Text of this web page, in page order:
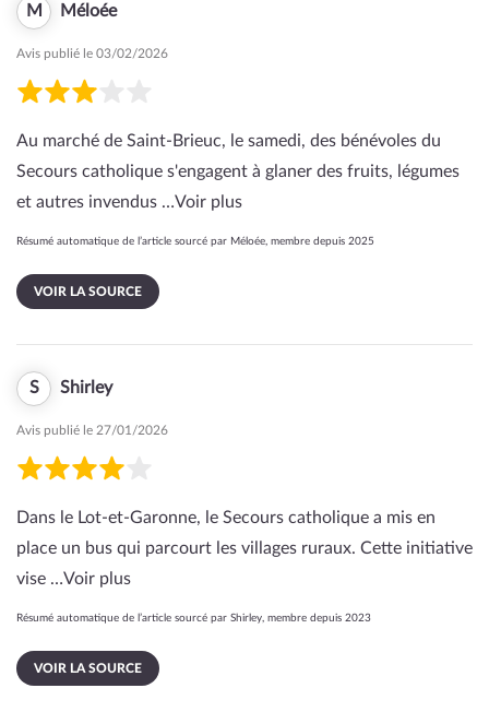
M Méloée
Avis publié le 03/02/2026
Au marché de Saint-Brieuc, le samedi, des bénévoles du
Secours catholique s'engagent à glaner des fruits, légumes
et autres invendus …Voir plus
Résumé automatique de l’article sourcé par Méloée, membre depuis 2025
VOIR LA SOURCE
S Shirley
Avis publié le 27/01/2026
Dans le Lot-et-Garonne, le Secours catholique a mis en
place un bus qui parcourt les villages ruraux. Cette initiative
vise …Voir plus
Résumé automatique de l’article sourcé par Shirley, membre depuis 2023
VOIR LA SOURCE